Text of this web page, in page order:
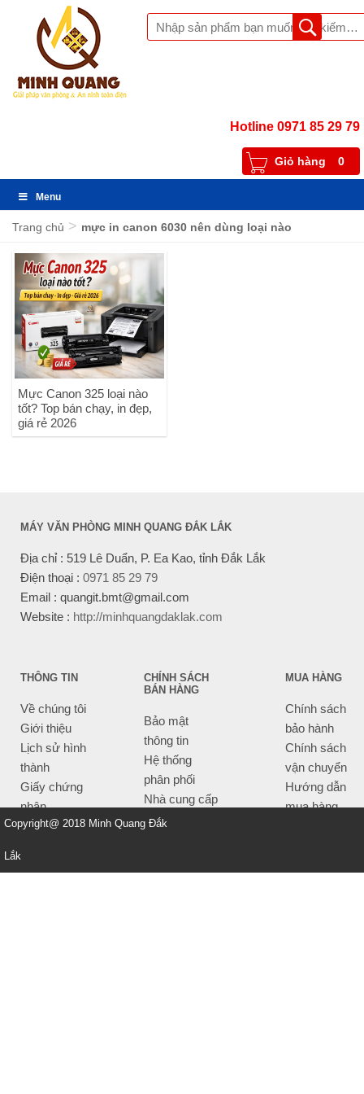
Hotline 0971 85 29 79
Giỏ hàng 0
Menu
Trang chủ > mực in canon 6030 nên dùng loại nào
Mực Canon 325 loại nào
tốt? Top bán chạy, in đẹp,
giá rẻ 2026
MÁY VĂN PHÒNG MINH QUANG ĐẮK LẮK
Địa chỉ : 519 Lê Duẩn, P. Ea Kao, tỉnh Đắk Lắk
Điện thoại : 0971 85 29 79
Email : quangit.bmt@gmail.com
Website : http://minhquangdaklak.com
THÔNG TIN
Về chúng tôi
Giới thiệu
Lịch sử hình
thành
Giấy chứng
nhận
CHÍNH SÁCH
BÁN HÀNG
Bảo mật
thông tin
Hệ thống
phân phối
Nhà cung cấp
Tiêu chí bán
MUA HÀNG
Chính sách
bảo hành
Chính sách
vận chuyển
Hướng dẫn
mua hàng
Copyright@ 2018 Minh Quang Đắk
Lắk